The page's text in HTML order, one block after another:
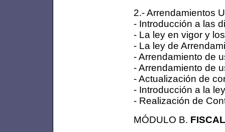
2.- Arrendamientos
- Introducción a las
- La ley en vigor y
- La ley de
- Arrendamiento de
- Arrendamiento de
- Actualización de
- Introducción a la
- Realización de
MÓDULO B.